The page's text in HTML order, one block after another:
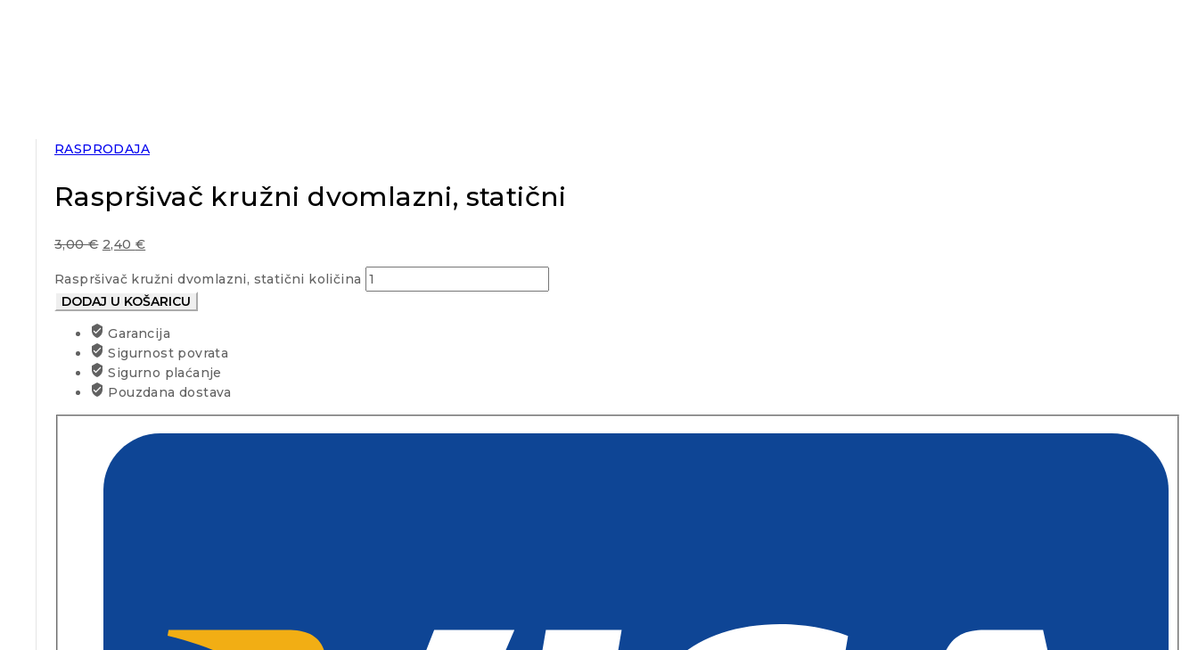
RASPRODAJA
Raspršivač kružni dvomlazni, statični
3,00€ 2,40 €
Raspršivač kružni dvomlazni, statični količina
DODAJ U KOŠARICU
Garancija
Sigurnost povrata
Sigurno plaćanje
Pouzdana dostava